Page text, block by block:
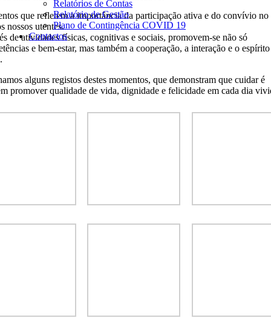
Relatórios de Contas
Relatório de Gestão
Plano de Contingência COVID 19
Contactos
que refletem a importância da participação ativa e do convívio no
nossos utentes.
de atividades físicas, cognitivas e sociais, promovem-se não só
e bem-estar, mas também a cooperação, a interação e o
alguns registos destes momentos, que demonstram que cuidar é
promover qualidade de vida, dignidade e felicidade em cada dia